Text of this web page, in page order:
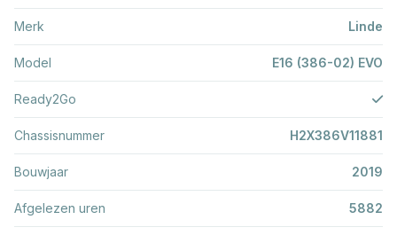
Merk Linde
Model E16 (386-02) EVO
Ready2Go
Chassisnummer H2X386V11881
Bouwjaar 2019
Afgelezen uren 5882